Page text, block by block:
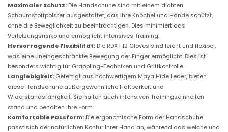
Maximaler Schutz: Die Handschuhe sind mit einem dichten
Schaumstoffpolster ausgestattet, das Ihre Knöchel und Hände schützt,
ohne die Beweglichkeit zu beeinträchtigen. Dies minimiert das
Verletzungsrisiko und ermöglicht intensives Training.
Hervorragende Flexibilität: Die RDX F12 Gloves sind leicht und flexibel,
was eine uneingeschränkte Bewegung der Finger ermöglicht. Dies ist
besonders wichtig für Grappling-Techniken und Griffkontrolle.
Langlebigkeit: Gefertigt aus hochwertigem Maya Hide Leder, bieten
diese Handschuhe außergewöhnliche Haltbarkeit und
Widerstandsfähigkeit. Sie halten auch intensiven Trainingseinheiten
stand und behalten ihre Form.
Komfortable Passform: Die ergonomische Form der Handschuhe
passt sich der natürlichen Kontur Ihrer Hand an, während das weiche und